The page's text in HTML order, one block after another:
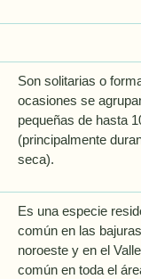
Son solitarias o
ocasiones se
pequeñas de hasta
(principalmente
seca).
Es una especie
común en las
noroeste y en el
común en toda el